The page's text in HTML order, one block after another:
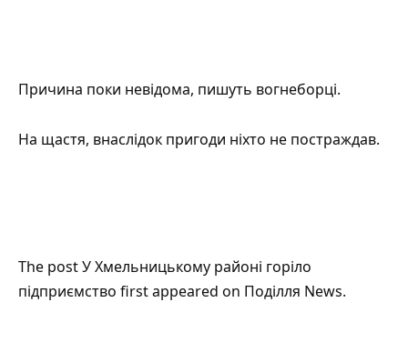
Причина поки невідома, пишуть вогнеборці.
На щастя, внаслідок пригоди ніхто не постраждав.
The postУ Хмельницькому районі горіло
підприємство first appeared on Поділля News.